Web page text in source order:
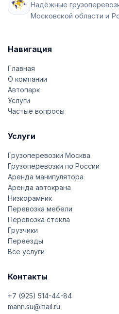
Надёжные
Московской области и
Навигация
Главная
О компании
Автопарк
Услуги
Частые вопросы
Услуги
Грузоперевозки Москва
Грузоперевозки по России
Аренда манипулятора
Аренда автокрана
Низкорамник
Перевозка мебели
Перевозка стекла
Грузчики
Переезды
Все услуги
Контакты
+7 (925) 514-44-84
mann.su@mail.ru